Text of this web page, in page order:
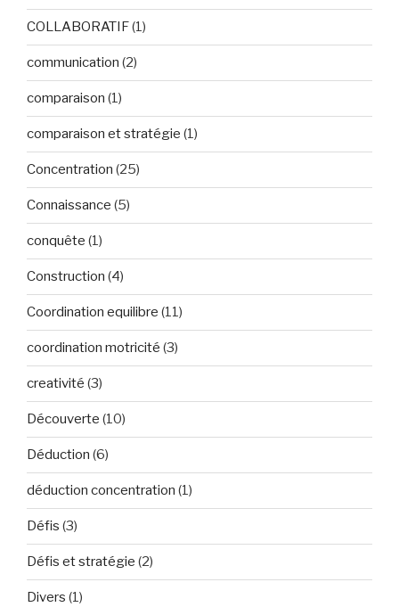
COLLABORATIF(1)
communication (2)
comparaison (1)
comparaison et stratégie (1)
Concentration (25)
Connaissance (5)
conquête (1)
Construction (4)
Coordination equilibre (11)
coordination motricité (3)
creativité (3)
Découverte (10)
Déduction (6)
déduction concentration (1)
Défis (3)
Défis et stratégie (2)
Divers (1)